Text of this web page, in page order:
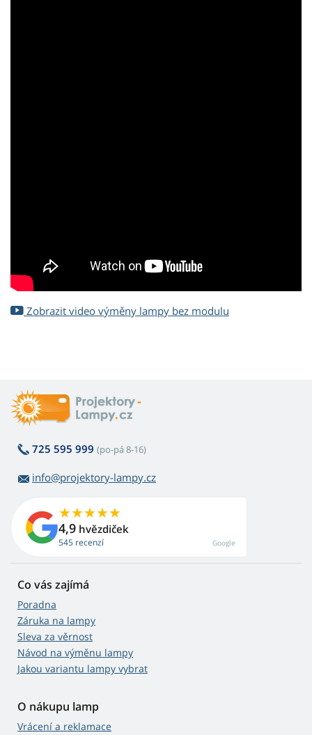
Zobrazit video výměny lampy bez modulu
725 595 999 (po-pá 8-16)
info@projektory-lampy.cz
4,9 hvězdiček
545 recenzí Google
Co vás zajímá
Poradna
Záruka na lampy
Sleva za věrnost
Návod na výměnu lampy
Jakou variantu lampy vybrat
O nákupu lamp
Vrácení a reklamace